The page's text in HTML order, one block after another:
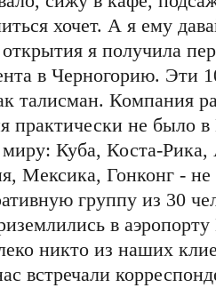
хочет. А я ему
я получила
в Черногорию. Эти
талисман. Компания
практически не было в
Куба, Коста-
Гонконг - не
группу из 30
в
никто из наших
встречали